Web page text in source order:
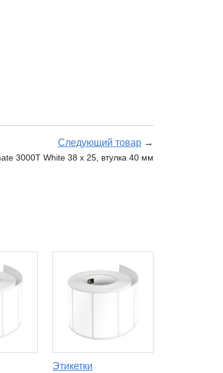
Следующий товар →
3000T White 38 x 25, втулка 40 мм
Этикетки